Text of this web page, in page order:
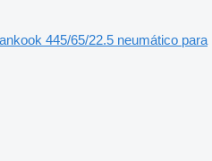
445/65/22.5 neumático para